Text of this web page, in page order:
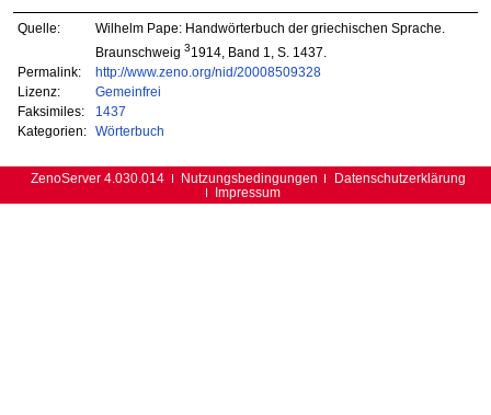
Quelle:
Wilhelm Pape: Handwörterbuch der griechischen Sprache.
Braunschweig 31914, Band 1, S. 1437.
Permalink:
http://www.zeno.org/nid/20008509328
Lizenz:
Gemeinfrei
Faksimiles:
1437
Kategorien:
Wörterbuch
ZenoServer 4.030.014 Nutzungsbedingungen
Datenschutzerklärung
Impressum